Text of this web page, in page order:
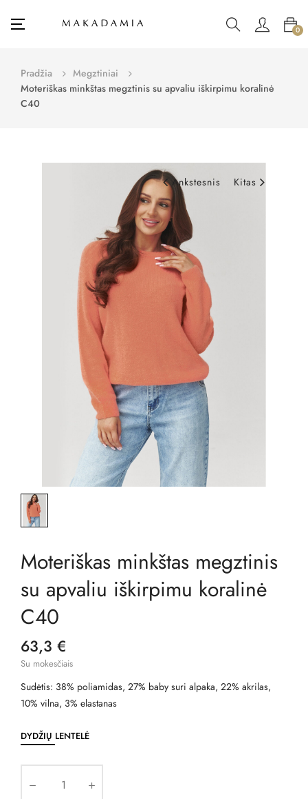
Toggle
☰ 0
Pradžia
Megztiniai
Moteriškas minkštas megztinis su apvaliu iškirpimu koralinė
C40
Ankstesnis Kitas
Moteriškas minkštas megztinis
su apvaliu iškirpimu koralinė
C40
63,3 €
Su mokesčiais
Sudėtis: 38% poliamidas, 27% baby suri alpaka, 22% akrilas,
10% vilna, 3% elastanas
DYDŽIŲ LENTELĖ